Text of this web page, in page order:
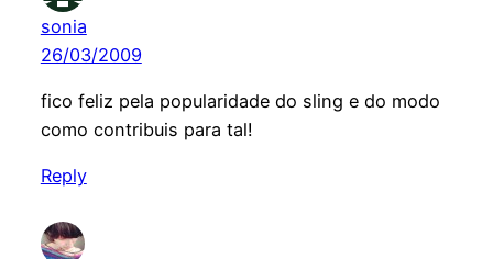
sonia
26/03/2009
fico feliz pela popularidade do sling e do modo
como contribuis para tal!
Reply